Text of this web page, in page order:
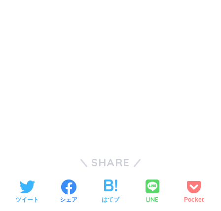
SHARE
ツイート シェア はてブ LINE Pocket